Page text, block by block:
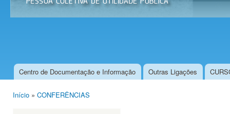
Menu principal
Centro de Documentação e Informação Outras Ligações
Início » CONFERÊNCIAS